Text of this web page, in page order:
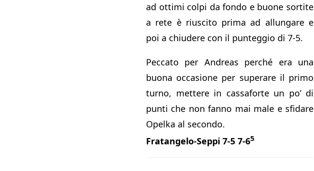
ad ottimi colpi da fondo e buone sortite
a rete è riuscito prima ad allungare e
poi a chiudere con il punteggio di 7-5.
Peccato per Andreas perché era una
buona occasione per superare il primo
turno, mettere in cassaforte un po’ di
punti che non fanno mai male e sfidare
Opelka al secondo.
Fratangelo-Seppi 7-5 7-65